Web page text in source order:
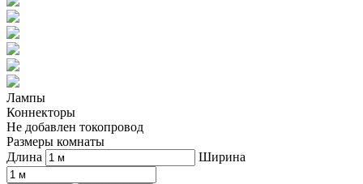
Лампы
Коннекторы
Не добавлен токопровод
Размеры комнаты
Длина
Ширина